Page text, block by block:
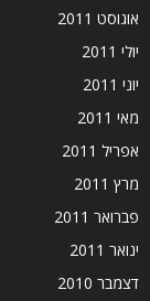
אוגוסט 2011
יולי 2011
יוני 2011
מאי 2011
אפריל 2011
מרץ 2011
פברואר 2011
ינואר 2011
דצמבר 2010